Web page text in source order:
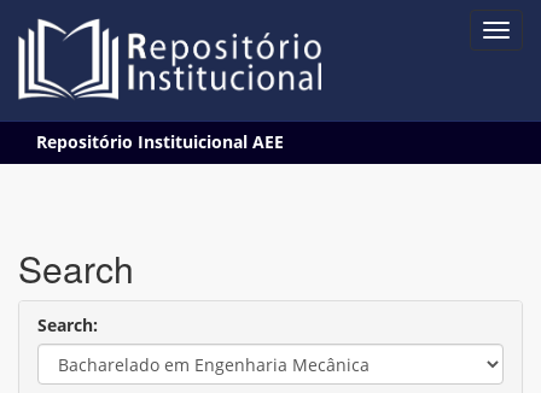
navigation
Repositório Instituicional AEE
Search
Search: